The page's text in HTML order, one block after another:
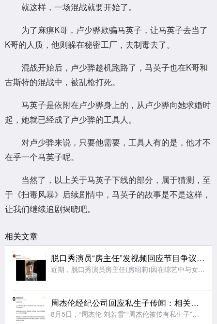
就这样，一场混战就要开始了。
为了麻痹K哥，卢少骅欺骗马英子，让马英子去当了
K哥的人质，他则躲在秘密工厂，去制毒去了。
混战开始后，卢少骅趁机跑路了，马英子也在K哥和
古斯特的混战中，被乱枪打死。
马英子是依附在卢少骅身上的，从卢少骅向她求婚时
起，她就已经成了卢少骅的工具人。
对卢少骅来说，只要他需要，工具人有的是，他才不
在乎一个马英子呢。
当然了，以上关于马英子下线的部分，属于猜测，至
于《扫毒风暴》后续剧情中，马英子的故事是不是这样，
让我们继续追剧揭晓吧。
相关文章
脱口秀演员“房主任”发视频回应节目争议：没有逃避和表演，是真心在节目中求解决方法，请求大家别骂自己女儿
近期，脱口秀演员房主任(房绍莉)因在综艺中与女儿相处时的言行引发争议。8月6日，@临沂房主任 发文回应节目表现，她表示：网友的讨论我都看到了，感谢大家对我们母女的关注，后面节目还会播出更多真实的场面，
周杰伦经纪公司回应私生子传闻：相关网络传闻均属不实信息，纯属恶意造谣
8月5日，“周杰伦 刘若雪”“周杰伦被传有私生子”等相关话题引发广泛关注。8月6日，周杰伦经纪公司杰威尔音乐发布声明：近日，网络上出现关于影射本公司艺人周杰伦的不实报道，引发公众误解。对此，本公司严正